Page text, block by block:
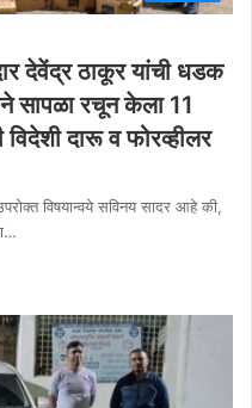
देवेंद्र ठाकूर यांची धडक
सापळा रचून केला 11
दारू व फोरव्हीलर
विषयान्वये सविनय सादर आहे की,